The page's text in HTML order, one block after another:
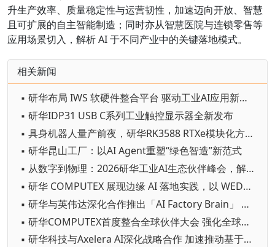
升生产效率、质量稳定性与运营韧性，加速迈向开放、智慧
且可扩展的自主智能制造；同时亦从智慧医院与连锁零售等
应用场景切入，解析 AI 于不同产业中的关键落地模式。
相关新闻
▪ 研华布局 IWS 软硬件整合平台 驱动工业AI应用新商机
▪ 研华IDP31 USB C系列工业触控显示器全新发布
▪ 具身机器人量产前夜，研华RK3588 RTXe模块化方案助力“小脑”成本优化
▪ 研华昆山工厂：以AI Agent重塑“绿色智造”新范式
▪ 从数字到物理：2026研华工业AI生态伙伴峰会，解码产业规模化落地之道
▪ 研华 COMPUTEX 展现边缘 AI 落地实践，以 WEDA 串联 AI Agent 加速跨行业应用
▪ 研华与英伟达深化合作推出「AI Factory Brain」 以Agentic AI串联全厂智慧决策
▪ 研华COMPUTEX首度整合全球伙伴大会 强化全球边缘 AI 生态系统联结
▪ 研华科技与Axelera AI深化战略合作 加速推动基于Europa平台的边缘AI创新